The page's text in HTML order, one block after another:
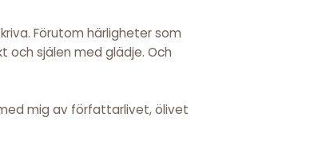
Förutom härligheter som
och själen med glädje. Och
mig av författarlivet, ölivet